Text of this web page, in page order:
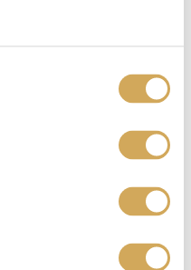
ontvangen, wat nu?
code. Deze
Laat de code zien